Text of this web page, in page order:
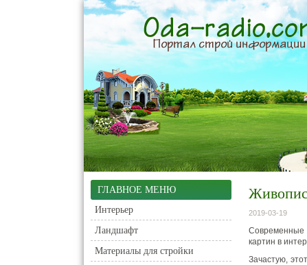
ГЛАВНОЕ МЕНЮ
Интерьер
Ландшафт
Материалы для стройки
2019-03-19
Современные
картин в
Зачастую,